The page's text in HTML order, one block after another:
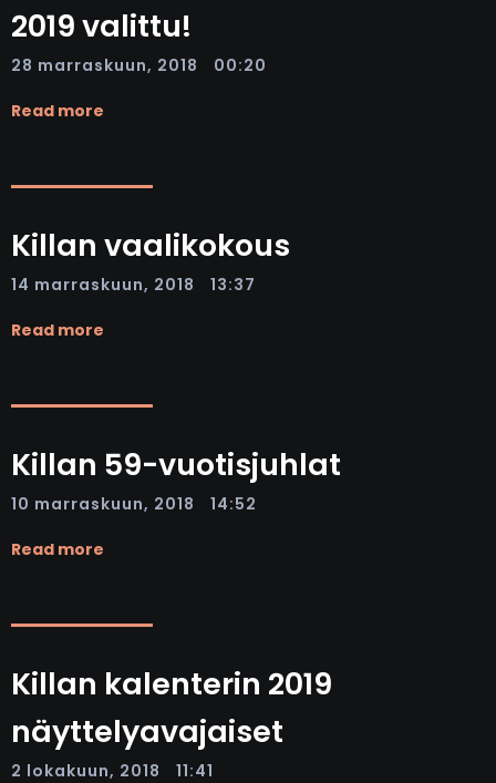
2019 valittu!
28 marraskuun, 2018 00:20
Read more
Killan vaalikokous
14 marraskuun, 2018 13:37
Read more
Killan 59-vuotisjuhlat
10 marraskuun, 2018 14:52
Read more
Killan kalenterin 2019
näyttelyavajaiset
2 lokakuun, 2018 11:41